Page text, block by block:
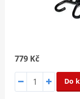
779 Kč
Do